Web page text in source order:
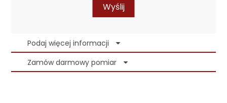
Wyślij
Podaj więcej informacji
Zamów darmowy pomiar